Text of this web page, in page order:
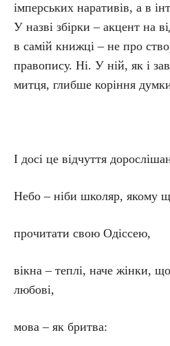
імперських наративів, а в
У назві збірки – акцент на
в самій книжці – не про
правопису. Ні. У ній, як і
митця, глибше коріння
І досі це відчуття
Небо – ніби школяр, якому
прочитати свою Одіссею,
вікна – теплі, наче жінки,
любові,
мова – як бритва: